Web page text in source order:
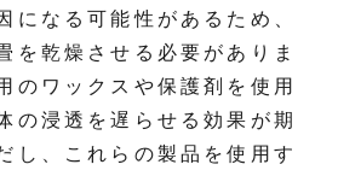
になる可能性があるため、
を乾燥させる必要がありま
のワックスや保護剤を使用
の浸透を遅らせる効果が期
し、これらの製品を使用す